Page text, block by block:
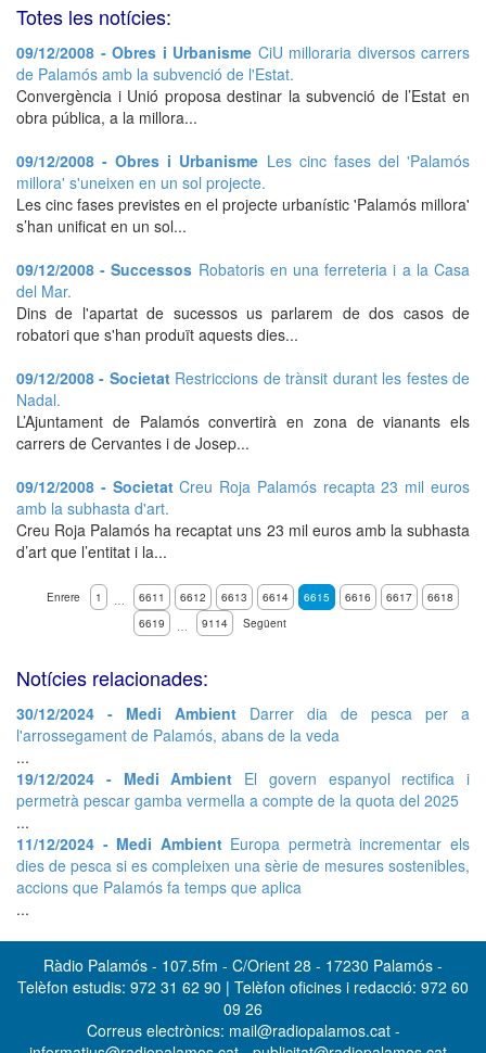
Totes les notícies:
09/12/2008 - Obres i Urbanisme CiU milloraria diversos carrers
de Palamós amb la subvenció de l'Estat.
Convergència i Unió proposa destinar la subvenció de l’Estat en
obra pública, a la millora...
09/12/2008 - Obres i Urbanisme Les cinc fases del 'Palamós
millora' s'uneixen en un sol projecte.
Les cinc fases previstes en el projecte urbanístic 'Palamós millora'
s’han unificat en un sol...
09/12/2008 - Successos Robatoris en una ferreteria i a la Casa
del Mar.
Dins de l'apartat de sucessos us parlarem de dos casos de
robatori que s'han produït aquests dies...
09/12/2008 - Societat Restriccions de trànsit durant les festes de
Nadal.
L’Ajuntament de Palamós convertirà en zona de vianants els
carrers de Cervantes i de Josep...
09/12/2008 - SocietatCreu Roja Palamós recapta 23 mil euros
amb la subhasta d'art.
Creu Roja Palamós ha recaptat uns 23 mil euros amb la subhasta
d’art que l’entitat i la...
Enrere 1 … 6611 6612 6613 6614 6615 6616 6617
6618
6619
… 9114 Següent
Notícies relacionades:
30/12/2024 - Medi Ambient Darrer dia de pesca per a
l'arrossegament de Palamós, abans de la veda
...
19/12/2024 - Medi Ambient El govern espanyol rectifica i
permetrà pescar gamba vermella a compte de la quota del 2025
...
11/12/2024 - Medi AmbientEuropa permetrà incrementar els
dies de pesca si es compleixen una sèrie de mesures sostenibles,
accions que Palamós fa temps que aplica
...
Ràdio Palamós - 107.5fm - C/Orient 28 - 17230 Palamós -
Telèfon estudis: 972 31 62 90 | Telèfon oficines i redacció: 972 60
09 26
Correus electrònics: mail@radiopalamos.cat -